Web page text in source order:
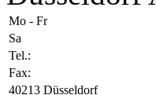
Mo - Fr
Sa
Tel.:
Fax:
40213 Düsseldorf